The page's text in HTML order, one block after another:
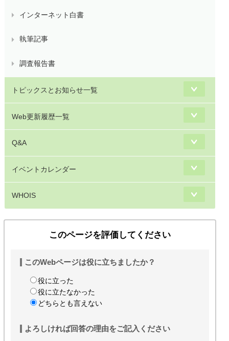
インターネット白書
執筆記事
調査報告書
トピックスとお知らせ一覧
Web更新履歴一覧
Q&A
イベントカレンダー
WHOIS
このページを評価してください
このWebページは役に立ちましたか？
役に立った
役に立たなかった
どちらとも言えない
よろしければ回答の理由をご記入ください